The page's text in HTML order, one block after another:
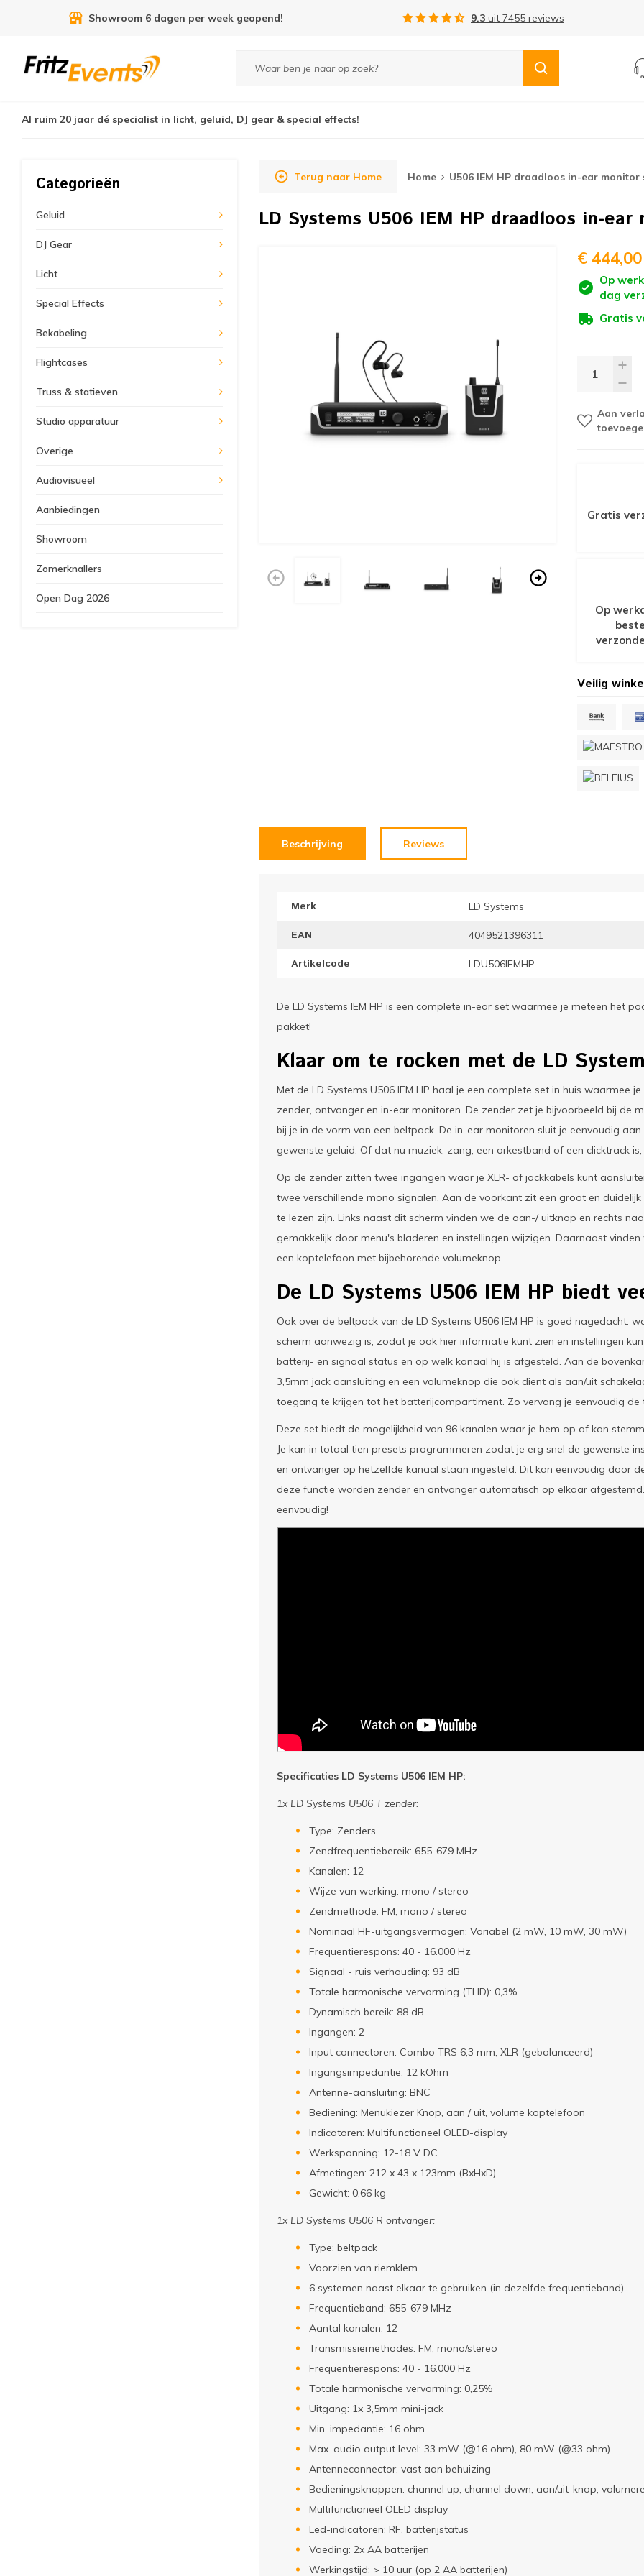
9.3uit7455reviews Gratis verzending vanaf €75,-
Al ruim 20 jaar dé specialist in licht, geluid, DJ gear & special effects!
Categorieën
Geluid
DJ Gear
Licht
Special Effects
Bekabeling
Flightcases
Truss & statieven
Studio apparatuur
Overige
Audiovisueel
Aanbiedingen
Showroom
Zomerknallers
Open Dag 2026
Terug naar Home Home U506 IEM HP draadloos in-ear monitor
LD Systems U506 IEM HP draadloos in-
€ 444,00
Op
dag
Gratis
Aan
Gratis
Op
Veilig
Beschrijving Reviews
Merk LD Systems
EAN 4049521396311
Artikelcode LDU506IEMHP
De LD Systems IEM HP is een complete in-ear set waarmee je meteen het
pakket!
Klaar om te rocken met de LD
Met de LD Systems U506 IEM HP haal je een complete set in huis waarmee
zender, ontvanger en in-ear monitoren. De zender zet je bijvoorbeeld bij de
bij je in de vorm van een beltpack. De in-ear monitoren sluit je eenvoudig
gewenste geluid. Of dat nu muziek, zang, een orkestband of een clicktrack
Op de zender zitten twee ingangen waar je XLR- of jackkabels kunt
twee verschillende mono signalen. Aan de voorkant zit een groot en
te lezen zijn. Links naast dit scherm vinden we de aan-/ uitknop en rechts
gemakkelijk door menu's bladeren en instellingen wijzigen. Daarnaast
een koptelefoon met bijbehorende volumeknop.
De LD Systems U506 IEM HP biedt
Ook over de beltpack van de LD Systems U506 IEM HP is goed nagedacht.
scherm aanwezig is, zodat je ook hier informatie kunt zien en instellingen
batterij- en signaal status en op welk kanaal hij is afgesteld. Aan de
3,5mm jack aansluiting en een volumeknop die ook dient als aan/uit
toegang te krijgen tot het batterijcompartiment. Zo vervang je eenvoudig
Deze set biedt de mogelijkheid van 96 kanalen waar je hem op af kan
Je kan in totaal tien presets programmeren zodat je erg snel de gewenste
en ontvanger op hetzelfde kanaal staan ingesteld. Dit kan eenvoudig door
deze functie worden zender en ontvanger automatisch op elkaar
eenvoudig!
Specificaties LD Systems U506 IEM HP:
1x LD Systems U506 T zender:
Type: Zenders
Zendfrequentiebereik: 655-679 MHz
Kanalen: 12
Wijze van werking: mono / stereo
Zendmethode: FM, mono / stereo
Nominaal HF-uitgangsvermogen: Variabel (2 mW, 10 mW, 30 mW)
Frequentierespons: 40 - 16.000 Hz
Signaal - ruis verhouding: 93 dB
Totale harmonische vervorming (THD): 0,3%
Dynamisch bereik: 88 dB
Ingangen: 2
Input connectoren: Combo TRS 6,3 mm, XLR (gebalanceerd)
Ingangsimpedantie: 12 kOhm
Antenne-aansluiting: BNC
Bediening: Menukiezer Knop, aan / uit, volume koptelefoon
Indicatoren: Multifunctioneel OLED-display
Werkspanning: 12-18 V DC
Afmetingen: 212 x 43 x 123mm (BxHxD)
Gewicht: 0,66 kg
1x LD Systems U506 R ontvanger:
Type: beltpack
Voorzien van riemklem
6 systemen naast elkaar te gebruiken (in dezelfde frequentieband)
Frequentieband: 655-679 MHz
Aantal kanalen: 12
Transmissiemethodes: FM, mono/stereo
Frequentierespons: 40 - 16.000 Hz
Totale harmonische vervorming: 0,25%
Uitgang: 1x 3,5mm mini-jack
Min. impedantie: 16 ohm
Max. audio output level: 33 mW (@16 ohm), 80 mW (@33 ohm)
Antenneconnector: vast aan behuizing
Bedieningsknoppen: channel up, channel down, aan/uit-knop,
Multifunctioneel OLED display
Led-indicatoren: RF, batterijstatus
Voeding: 2x AA batterijen
Werkingstijd: > 10 uur (op 2 AA batterijen)